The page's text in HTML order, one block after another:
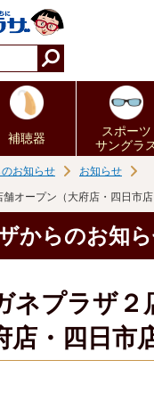
補聴器
スポーツ
サングラ
お知らせ お知らせ
オープン（大府店・四日市店
からのお知
ネプラザ２
店・四日市